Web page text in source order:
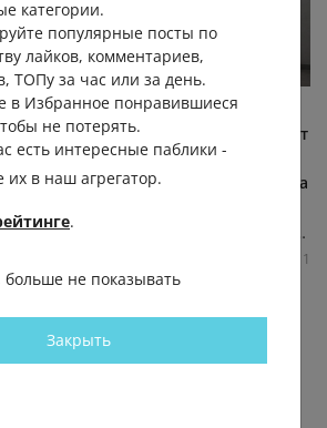
фото
0 4
В ЖК «Варшавское шоссе,
141» уже второй день стоят
лифты, но это не
остановило одного жильца
ЗАКУЛИСКА - Новости ШоуБиза
1
категории.
популярные посты по
лайков, комментариев,
ТОПу за час или за день.
в Избранное понравившиеся
не потерять.
есть интересные паблики -
их в наш агрегатор.
.
больше не показывать
Закрыть